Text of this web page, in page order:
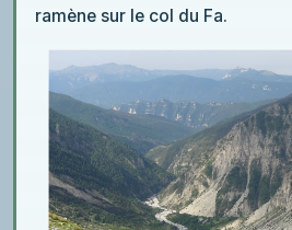
ramène sur le col du Fa.